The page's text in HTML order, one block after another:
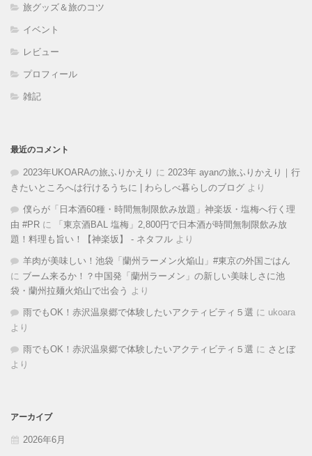
旅グッズ＆旅のコツ
イベント
レビュー
プロフィール
雑記
最近のコメント
2023年UKOARAの旅ふりかえり に 2023年 ayanの旅ふりかえり｜行
きたいところへは行けるうちに | わらしべ暮らしのブログ より
僕らが「日本酒60種・時間無制限飲み放題」神楽坂・塩梅へ行く理
由 #PR に
「東京酒BAL 塩梅」2,800円で日本酒が時間無制限飲み放
題！料理も旨い！【神楽坂】 - ネタフル より
羊肉が美味しい！池袋「蘭州ラーメン火焔山」#東京の外国ごはん
に ブーム来るか！？中国発「蘭州ラーメン」の新しい美味しさに池
袋・蘭州拉麺火焰山で出会う より
雨でもOK！赤沢温泉郷で体験したいアクティビティ５選 に ukoara
より
雨でもOK！赤沢温泉郷で体験したいアクティビティ５選 に さとぼ
より
アーカイブ
2026年6月